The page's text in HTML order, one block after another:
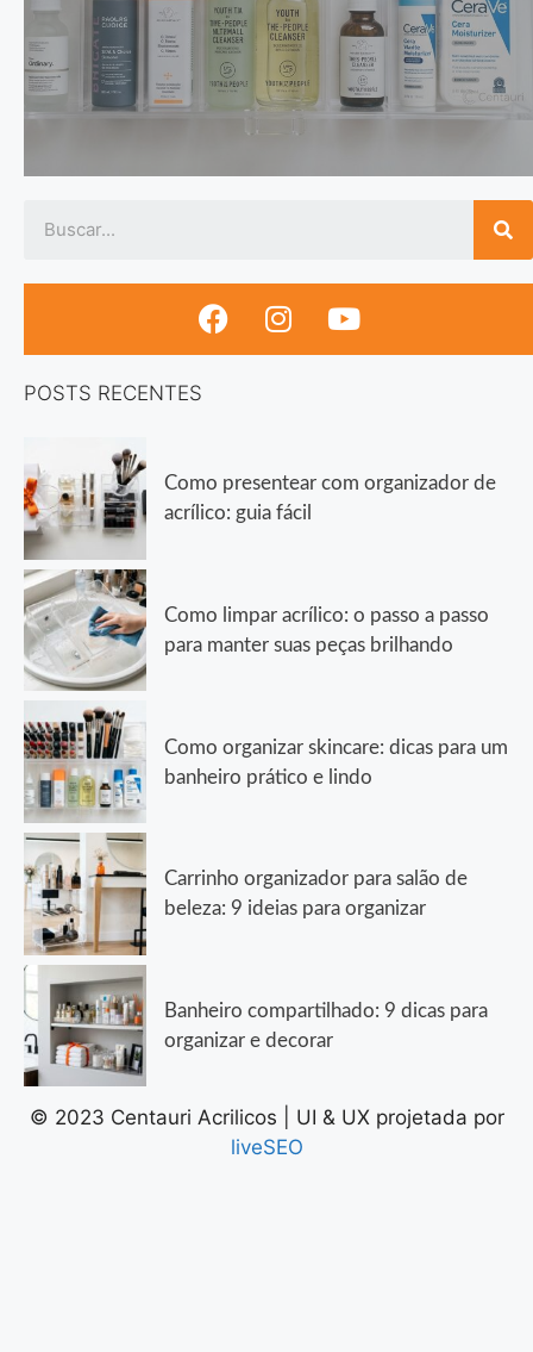
POSTS RECENTES
Como presentear com organizador de
acrílico: guia fácil
Como limpar acrílico: o passo a passo
para manter suas peças brilhando
Como organizar skincare: dicas para um
banheiro prático e lindo
Carrinho organizador para salão de
beleza: 9 ideias para organizar
Banheiro compartilhado: 9 dicas para
organizar e decorar
© 2023 Centauri Acrilicos | UI & UX projetada por
liveSEO